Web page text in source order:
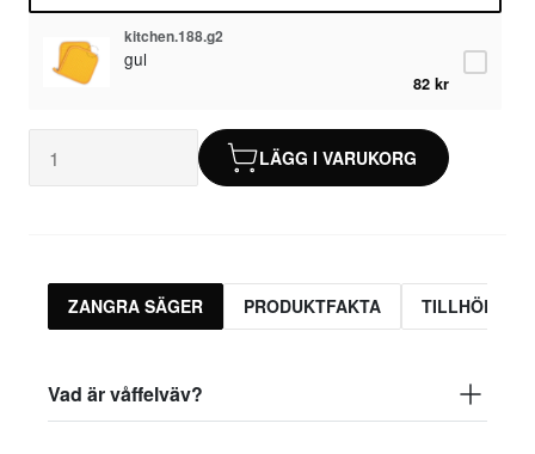
kitchen.188.g2
gul
82 kr
LÄGG I VARUKORG
ZANGRA SÄGER PRODUKTFAKTA
Vad är våffelväv?